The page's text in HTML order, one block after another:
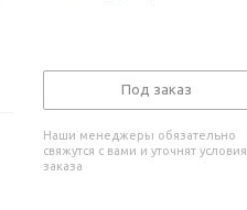
Под заказ
Наши менеджеры обязательно
свяжутся с вами и уточнят условия
заказа